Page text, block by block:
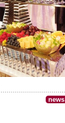
news